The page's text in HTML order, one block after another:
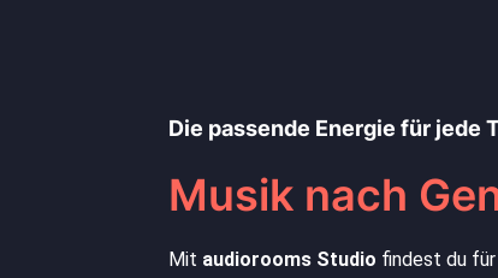
Die passende Energie für jede
Musik nach
Mit audiorooms Studio findest du für